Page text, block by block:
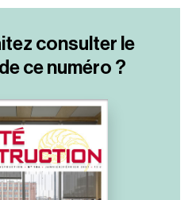
consulter le
ce numéro ?